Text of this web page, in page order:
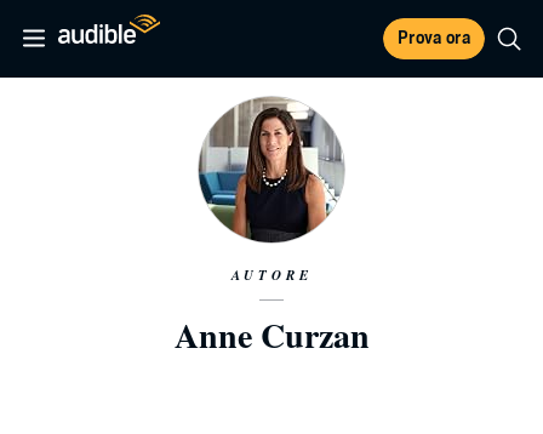
Prova ora
AUTORE
Anne Curzan